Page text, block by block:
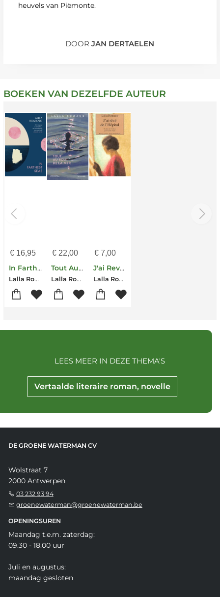
heuvels van Piëmonte.
DOORJAN DERTAELEN
BOEKEN VAN DEZELFDE AUTEUR
€16,95
In Farthest Seas
Lalla Romano
€22,00
Tout Au Bout De La Mer
Lalla Romano
€ 7,00
J'ai Reve L'hopital
Lalla Romano
Vertaalde literaire roman, novelle
LEES MEER IN DEZE THEMA'S
DE GROENE WATERMAN CV
Wolstraat 7
2000 Antwerpen
03 232 93 94
groenewaterman@groenewaterman.be
OPENINGSUREN
Maandag t.e.m. zaterdag:
09.30 - 18.00 uur
Juli en augustus:
maandag gesloten